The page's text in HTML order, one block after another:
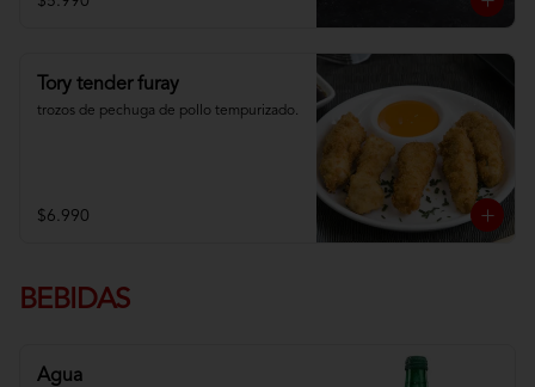
Tory tender furay
trozos de pechuga de pollo tempurizado.
$6.990
BEBIDAS
Agua